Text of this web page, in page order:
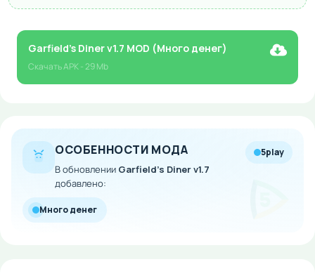
Garfield's Diner v1.7 MOD (Много денег)
СкачатьAPK- 29 Mb
ОСОБЕННОСТИ МОДА
В обновлении Garfield's Diner v1.7
добавлено:
5play
Много денег